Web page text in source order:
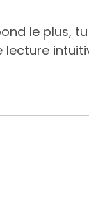
le plus,